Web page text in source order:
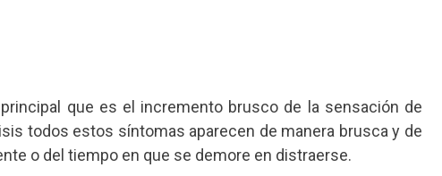
que es el incremento brusco de la sensación de
todos estos síntomas aparecen de manera brusca y de
o del tiempo en que se demore en distraerse.